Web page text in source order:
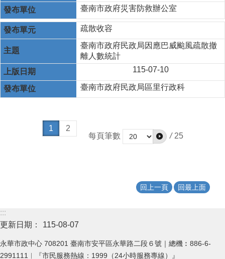
臺南市政府災害防救辦公室
疏散收容
臺南市政府民政局因應巴威颱風疏散撤
離人數統計
115-07-10
臺南市政府民政局區里行政科
1
2
每頁筆數
/ 25
回上一頁 回最上面
:::
更新日期：
115-08-07
永華市政中心 708201 臺南市安平區永華路二段６號｜總機︰886-6-
2991111︱『市民服務熱線：1999（24小時服務專線）』